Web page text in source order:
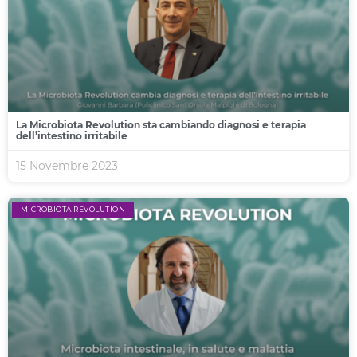
La Microbiota Revolution sta cambiando diagnosi e terapia
dell’intestino irritabile
15 Novembre 2023
MICROBIOTA REVOLUTION